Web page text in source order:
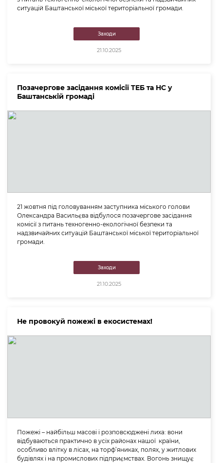
ситуацій Баштанської міської територіальної громади.
Заходи
21.10.2025
Позачергове засідання комісії ТЕБ та НС у
Баштанській громаді
21 жовтня під головуванням заступника міського голови
Олександра Васильєва відбулося позачергове засідання
комісії з питань техногенно-екологічної безпеки та
надзвичайних ситуацій Баштанської міської територіальної
громади.
Заходи
21.10.2025
Не провокуй пожежі в екосистемах!
Пожежі – найбільш масові і розповсюджені лиха: вони
відбуваються практично в усіх районах нашої країни,
особливо влітку в лісах, на торф’яниках, полях, у житлових
будівлях і на промислових підприємствах. Вогонь знищує